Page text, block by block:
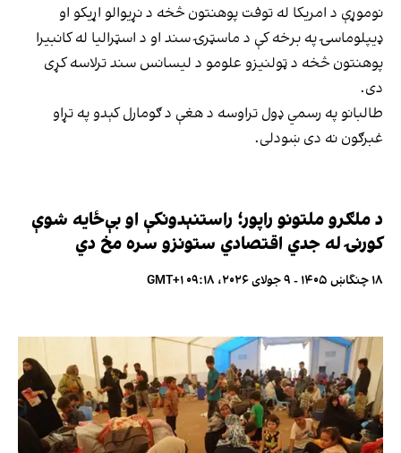
نوموړې د امریکا له توفت پوهنتون څخه د نړیوالو اړیکو او
ډیپلوماسۍ په برخه کې د ماسټرۍ سند او د اسټرالیا له کانبیرا
پوهنتون څخه د ټولنیزو علومو د لیسانس سند ترلاسه کړی
دی.
طالبانو په رسمي ډول تراوسه د هغې د ګومارل کېدو په تړاو
غبرګون نه دی ښودلی.
د ملګرو ملتونو راپور؛ راستنېدونکې او بې‌ځایه شوې
کورنۍ له جدي اقتصادي ستونزو سره مخ دي
۱۸ چنگاښ ۱۴۰۵ - ۹ جولای ۲۰۲۶، ۰۹:۱۸ GMT+۱